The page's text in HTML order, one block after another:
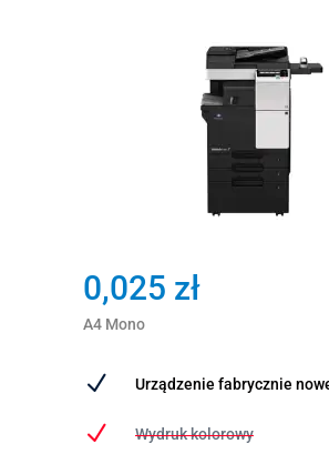
0,025 zł
A4 Mono
N Urządzenie fabrycznie
N Wydruk kolorowy